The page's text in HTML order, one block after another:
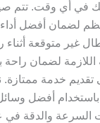
في أي وقت. تتم
لضمان أفضل
غير متوقعة أثناء
اللازمة لضمان راحة
تقديم خدمة
أفضل
السرعة والدقة في